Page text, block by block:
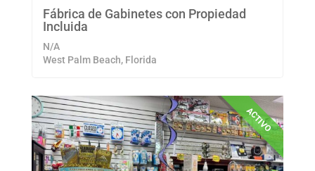
Fábrica de Gabinetes con Propiedad
Incluida
N/A
West Palm Beach, Florida
ACTIVO